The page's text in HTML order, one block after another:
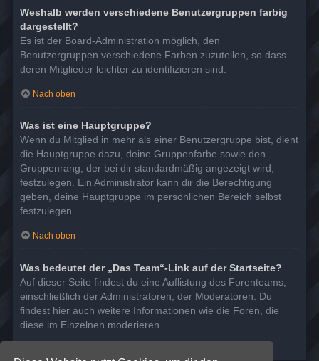
Weshalb werden verschiedene Benutzergruppen farbig
dargestellt?
Es ist der Board-Administration möglich, den
Benutzergruppen verschiedene Farben zuzuteilen, so dass
deren Mitglieder leichter zu identifizieren sind.
Nach oben
Was ist eine Hauptgruppe?
Wenn du Mitglied in mehr als einer Benutzergruppe bist, dient
die Hauptgruppe dazu, deine Gruppenfarbe sowie den
Gruppenrang, der bei dir standardmäßig angezeigt wird,
festzulegen. Ein Administrator kann dir die Berechtigung
geben, deine Hauptgruppe im persönlichen Bereich selbst
festzulegen.
Nach oben
Was bedeutet der „Das Team“-Link auf der Startseite?
Auf dieser Seite findest du eine Auflistung des Forenteams,
einschließlich der Administratoren, der Moderatoren. Du
findest hier auch weitere Informationen wie die Foren, die
diese im Einzelnen moderieren.